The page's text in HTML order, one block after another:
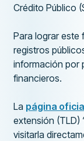
Crédito Público
Para lograr este
registros
información por
financieros.
La página
extensión (TLD)
visitarla